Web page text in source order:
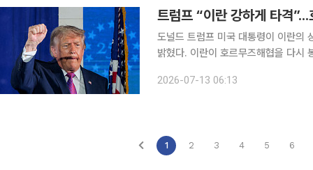
트럼프 “이란 강하게 타격
도널드 트럼프 미국 대통령이 이란의
밝혔다. 이란이 호르무즈해협을 다시
일(현지시간) CNN방송과의 인터뷰
2026-07-13 06:13
1 2 3 4 5 6